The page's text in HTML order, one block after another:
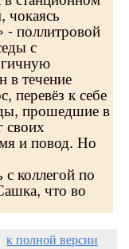
чокаясь
- поллитровой
с
в течение
перевёз к себе
прошедшие в
своих
и повод. Но
по
что во
к полной версии